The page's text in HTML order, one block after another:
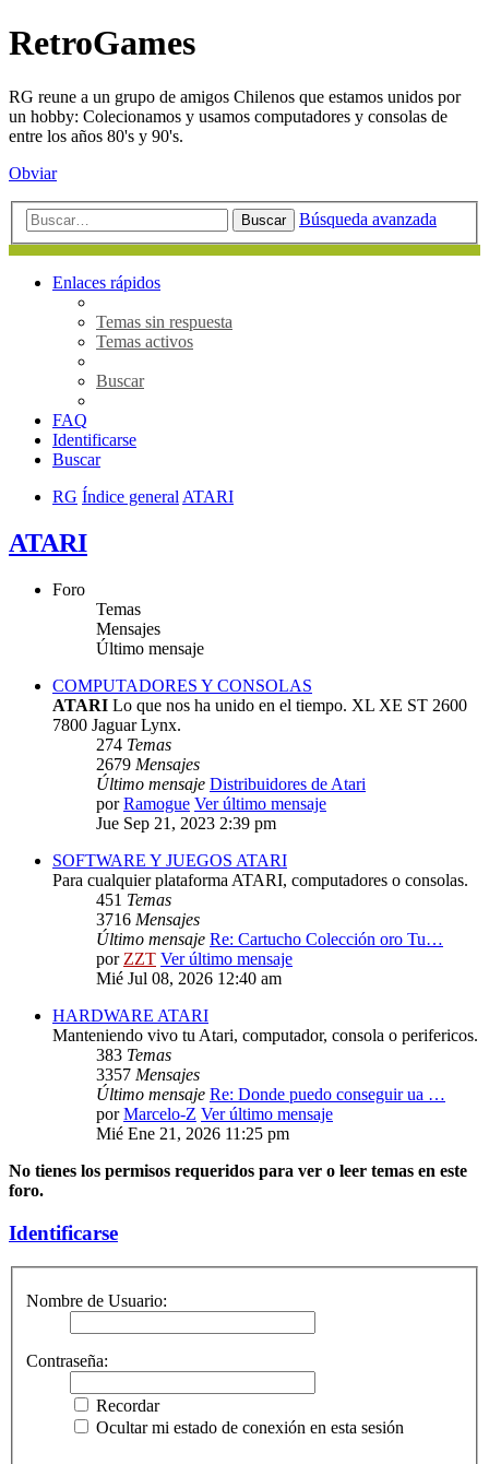
RetroGames
RG reune a un grupo de amigos Chilenos que estamos unidos por
un hobby: Colecionamos y usamos computadores y consolas de
entre los años 80's y 90's.
Obviar
Buscar Búsqueda avanzada
Enlaces rápidos
Temas sin respuesta
Temas activos
Buscar
FAQ
Identificarse
Buscar
RG Índice generalATARI
ATARI
Foro
Temas
Mensajes
Último mensaje
COMPUTADORES Y CONSOLAS
ATARI Lo que nos ha unido en el tiempo. XL XE ST 2600
7800 Jaguar Lynx.
274 Temas
2679 Mensajes
Último mensaje Distribuidores de Atari
porRamogue Ver último mensaje
Jue Sep 21, 2023 2:39 pm
SOFTWARE Y JUEGOS ATARI
Para cualquier plataforma ATARI, computadores o consolas.
451 Temas
3716 Mensajes
Último mensaje Re: Cartucho Colección oro Tu…
por ZZT Ver último mensaje
Mié Jul 08, 2026 12:40 am
HARDWARE ATARI
Manteniendo vivo tu Atari, computador, consola o perifericos.
383 Temas
3357 Mensajes
Último mensaje Re: Donde puedo conseguir ua …
porMarcelo-Z Ver último mensaje
Mié Ene 21, 2026 11:25 pm
No tienes los permisos requeridos para ver o leer temas en este
foro.
Identificarse
Nombre de Usuario:
Contraseña:
Recordar
Ocultar mi estado de conexión en esta sesión